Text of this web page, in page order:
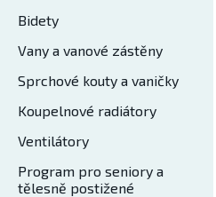
Bidety
Vany a vanové zástěny
Sprchové kouty a vaničky
Koupelnové radiátory
Ventilátory
Program pro seniory a
tělesně postižené